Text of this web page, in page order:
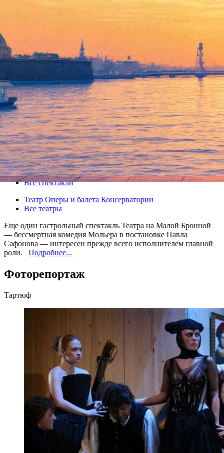
Тартюф. В рамках гастролей
театра на Малой Бронной
22 сентября 2012, суббота,19.00
Версия для печати
Все спектакли
Театр Оперы и балета Консерватории
Все театры
Еще один гастрольный спектакль Театра на Малой Бронной
— бессмертная комедия Мольера в постановке Павла
Сафонова — интересен прежде всего исполнителем главной
роли. Подробнее...
Фоторепортаж
Тартюф